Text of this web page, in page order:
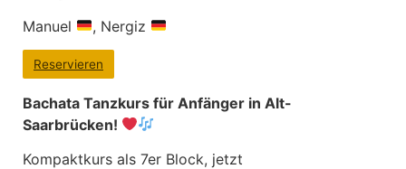
Bachata Tanzkurs für Anfänger in Alt-
Saarbrücken!
Kompaktkurs als 7er Block, jetzt
Manuel
, Nergiz
Reservieren